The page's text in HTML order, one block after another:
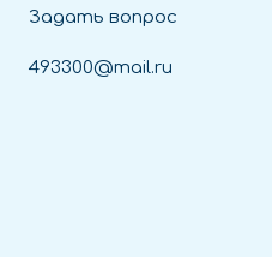
Задать вопрос
493300@mail.ru